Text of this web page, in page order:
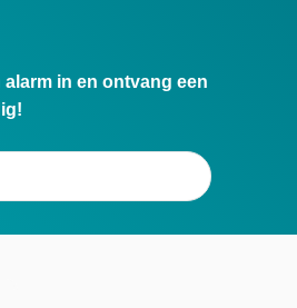
in en ontvang een